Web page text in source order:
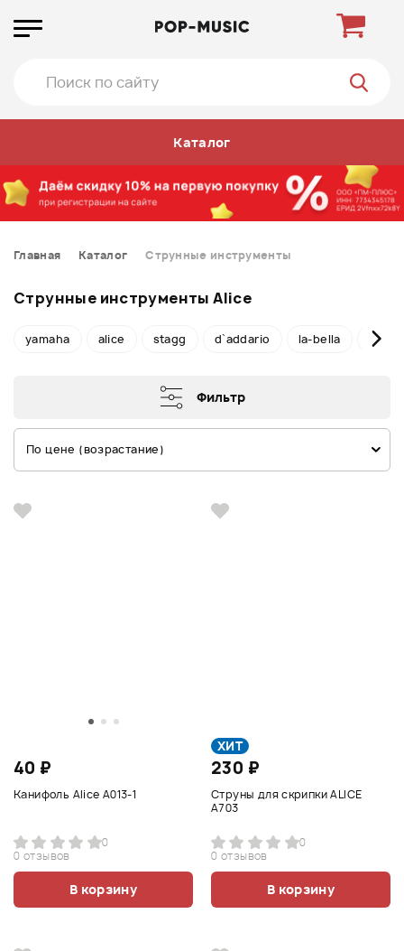
Каталог
Главная Каталог Струнные инструменты
Струнные инструменты Alice
yamaha alice stagg d`addario la-bella
Фильтр
По цене (возрастание)
40 ₽
Канифоль Alice A013-1
0
0 отзывов
В корзину
ХИТ
230 ₽
Струны для скрипки ALICE
A703
0
0 отзывов
В корзину